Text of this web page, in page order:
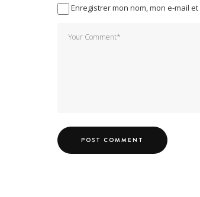
Enregistrer mon nom, mon e-mail